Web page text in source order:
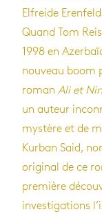
Elfreide
Quand Tom
1998 en
nouveau boom
roman Ali et
un auteur
mystère et de
Kurban Said,
original de ce
première
investigations